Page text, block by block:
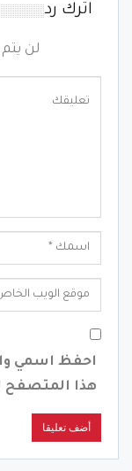
اترك رد
لن
احفظ اسمي
هذا المتصفح